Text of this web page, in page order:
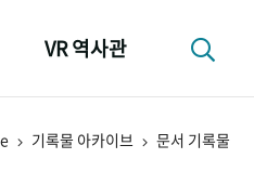
VR 역사관
기록물 아카이브 문서 기록물